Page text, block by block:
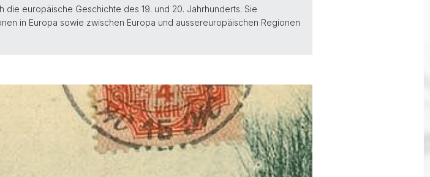
europäische Geschichte des 19. und 20. Jahrhunderts. Sie
in Europa sowie zwischen Europa und aussereuropäischen Regionen